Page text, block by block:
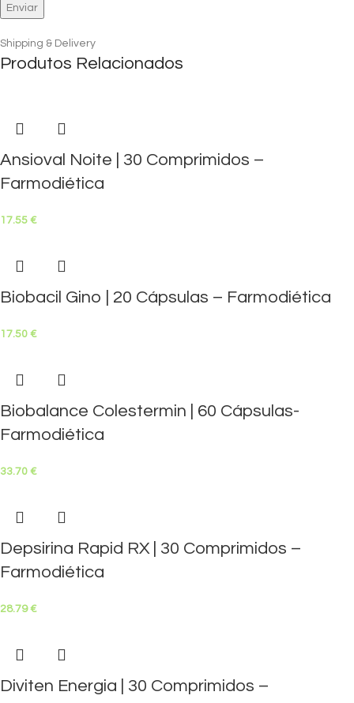
Shipping & Delivery
Produtos Relacionados
Ansioval Noite | 30 Comprimidos –
Farmodiética
17.55 €
Biobacil Gino | 20 Cápsulas – Farmodiética
17.50 €
Biobalance Colestermin | 60 Cápsulas-
Farmodiética
33.70 €
Depsirina Rapid RX | 30 Comprimidos –
Farmodiética
28.79€
Diviten Energia | 30 Comprimidos –